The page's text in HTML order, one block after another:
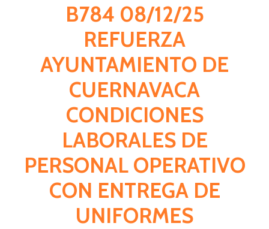
B784 08/12/25
REFUERZA
AYUNTAMIENTO DE
CUERNAVACA
CONDICIONES
LABORALES DE
PERSONAL OPERATIVO
CON ENTREGA DE
UNIFORMES